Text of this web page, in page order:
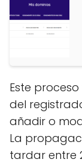
Este
del
añadir o
La
tardar entre